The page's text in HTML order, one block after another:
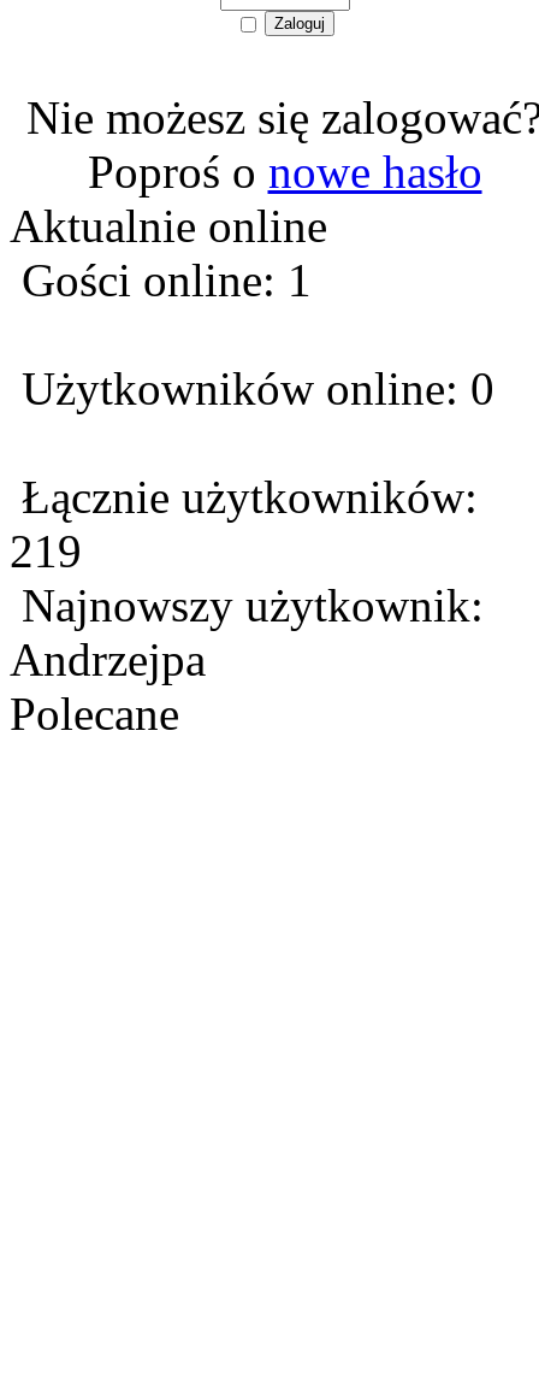
Nie możesz się
Poproś o nowe hasło
Aktualnie online
Gości online: 1
Użytkowników online: 0
Łącznie użytkowników:
219
Najnowszy użytkownik:
Andrzejpa
Polecane